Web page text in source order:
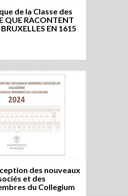
de la Classe des
QUE RACONTENT
BRUXELLES EN 1615
des nouveaux
et des
du Collegium